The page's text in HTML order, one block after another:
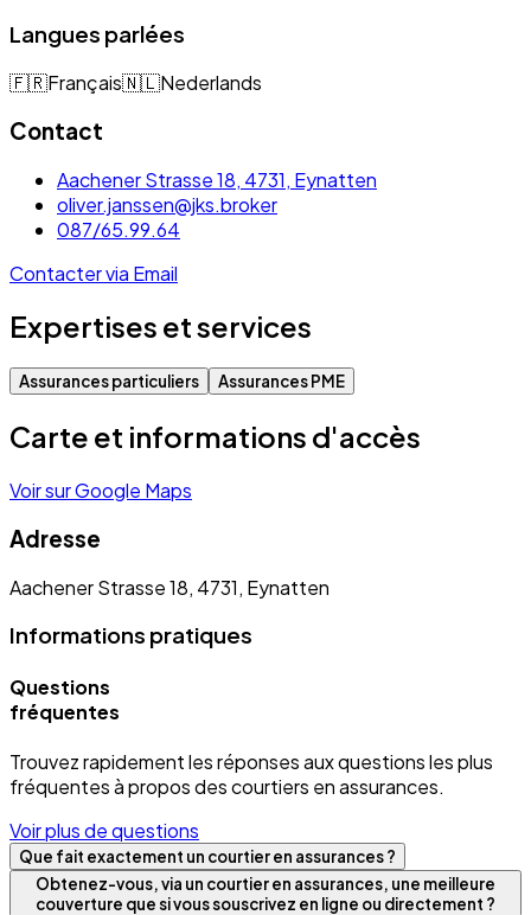
Langues parlées
🇫🇷Français🇳🇱Nederlands
Contact
Aachener Strasse 18, 4731, Eynatten
oliver.janssen@jks.broker
087/65.99.64
Contacter via Email
Expertises et services
Assurances particuliers Assurances PME
Carte et informations d'accès
Voir sur Google Maps
Adresse
Aachener Strasse 18, 4731, Eynatten
Informations pratiques
Questions
fréquentes
Trouvez rapidement les réponses aux questions les plus
fréquentes à propos des courtiers en assurances.
Voir plus de questions
Que fait exactement un courtier en assurances ?
Obtenez-vous, via un courtier en assurances, une meilleure
couverture que si vous souscrivez en ligne ou directement ?